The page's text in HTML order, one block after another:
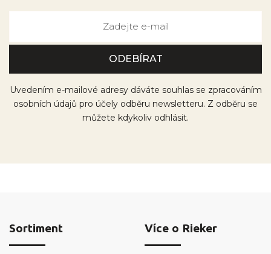
Uvedením e-mailové adresy dáváte souhlas se zpracováním
osobních údajů pro účely odběru newsletteru. Z odběru se
můžete kdykoliv odhlásit.
Sortiment Více o Rieker